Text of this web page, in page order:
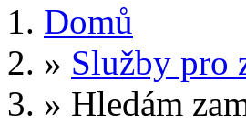
Domů
» Služby pro
» Hledám